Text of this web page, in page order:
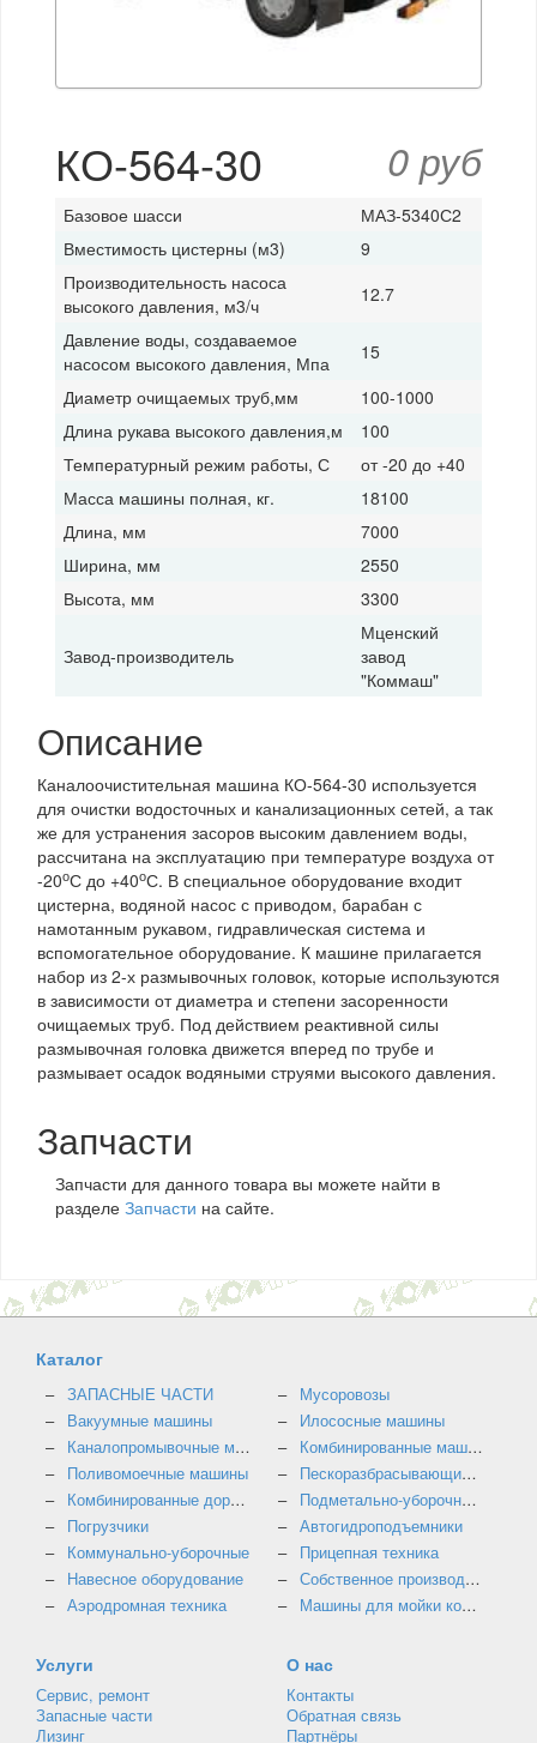
КО-564-30 0 руб
Базовое шасси
МАЗ-5340С2
Вместимость цистерны (м3)
9
Производительность насоса
высокого давления, м3/ч
12.7
Давление воды, создаваемое
насосом высокого давления, Мпа
15
Диаметр очищаемых труб,мм
100-1000
Длина рукава высокого давления,м
100
Температурный режим работы, С
от -20 до +40
Масса машины полная, кг.
18100
Длина, мм
7000
Ширина, мм
2550
Высота, мм
3300
Завод-производитель
Мценский
завод
"Коммаш"
Описание
Каналоочистительная машина КО-564-30 используется
для очистки водосточных и канализационных сетей, а так
же для устранения засоров высоким давлением воды,
рассчитана на эксплуатацию при температуре воздуха от
-20оС до +40оС. В специальное оборудование входит
цистерна, водяной насос с приводом, барабан с
намотанным рукавом, гидравлическая система и
вспомогательное оборудование. К машине прилагается
набор из 2-х размывочных головок, которые используются
в зависимости от диаметра и степени засоренности
очищаемых труб. Под действием реактивной силы
размывочная головка движется вперед по трубе и
размывает осадок водяными струями высокого давления.
Запчасти
Запчасти для данного товара вы можете найти в
разделе Запчасти на сайте.
Каталог
ЗАПАСНЫЕ ЧАСТИ
Мусоровозы
Вакуумные машины
Илососные машины
Каналопромывочные машины
Комбинированные машины
Поливомоечные машины
Пескоразбрасывающие машины
Комбинированные дорожные машины
Подметально-уборочные машины
Погрузчики
Автогидроподъемники
Коммунально-уборочные
Прицепная техника
Навесное оборудование
Собственное производство
Аэродромная техника
Машины для мойки контейнеров
Услуги
Сервис, ремонт
Запасные части
Лизинг
О нас
Контакты
Обратная связь
Партнёры